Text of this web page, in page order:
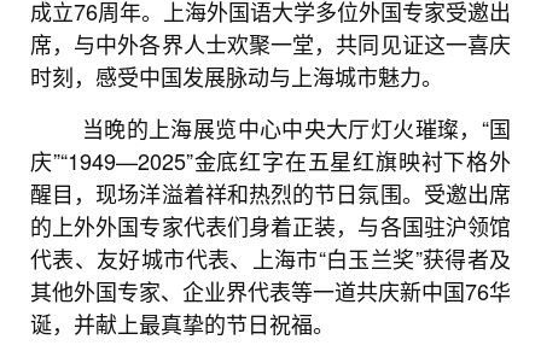
成立76周年。上海外国语大学多位外国专家受邀出
席，与中外各界人士欢聚一堂，共同见证这一喜庆
时刻，感受中国发展脉动与上海城市魅力。
当晚的上海展览中心中央大厅灯火璀璨，“国
庆”“1949—2025”金底红字在五星红旗映衬下格外
醒目，现场洋溢着祥和热烈的节日氛围。受邀出席
的上外外国专家代表们身着正装，与各国驻沪领馆
代表、友好城市代表、上海市“白玉兰奖”获得者及
其他外国专家、企业界代表等一道共庆新中国76华
诞，并献上最真挚的节日祝福。